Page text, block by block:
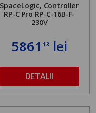
SpaceLogic, Controller
RP-C Pro RP-C-16B-F-
230V
586113 lei
DETALII